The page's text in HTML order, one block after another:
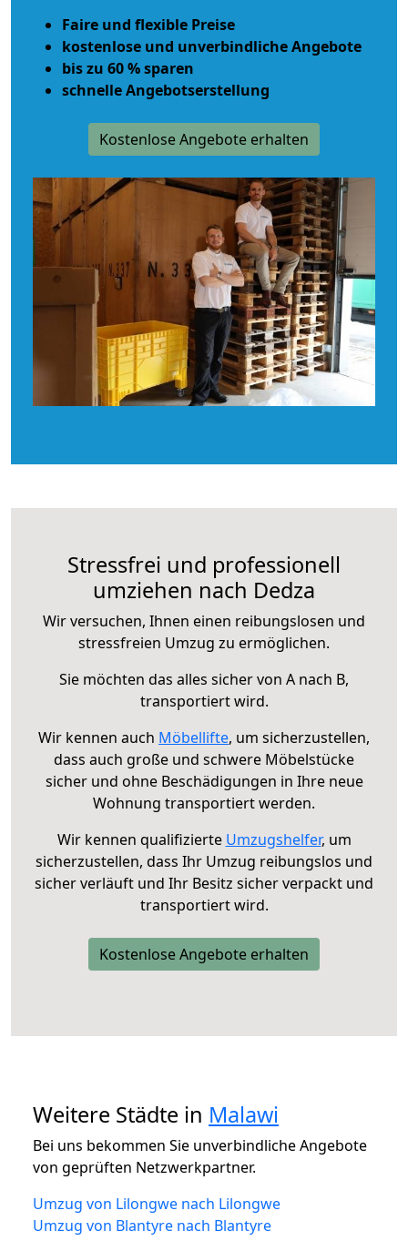
Faire und flexible Preise
kostenlose und unverbindliche Angebote
bis zu 60 % sparen
schnelle Angebotserstellung
Kostenlose Angebote erhalten
Stressfrei und professionell
umziehen nach Dedza
Wir versuchen, Ihnen einen reibungslosen und
stressfreien Umzug zu ermöglichen.
Sie möchten das alles sicher von A nach B,
transportiert wird.
Wir kennen auch Möbellifte, um sicherzustellen,
dass auch große und schwere Möbelstücke
sicher und ohne Beschädigungen in Ihre neue
Wohnung transportiert werden.
Wir kennen qualifizierte Umzugshelfer, um
sicherzustellen, dass Ihr Umzug reibungslos und
sicher verläuft und Ihr Besitz sicher verpackt und
transportiert wird.
Kostenlose Angebote erhalten
Weitere Städte in Malawi
Bei uns bekommen Sie unverbindliche Angebote
von geprüften Netzwerkpartner.
Umzug von Lilongwe nach Lilongwe
Umzug von Blantyre nach Blantyre